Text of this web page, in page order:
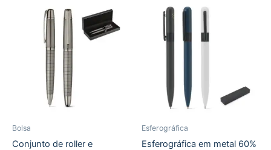
Bolsa
Conjunto de roller e
Esferográfica
Esferográfica em metal 60%